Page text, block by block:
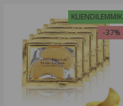
KLIENDILEMMIK
-37%